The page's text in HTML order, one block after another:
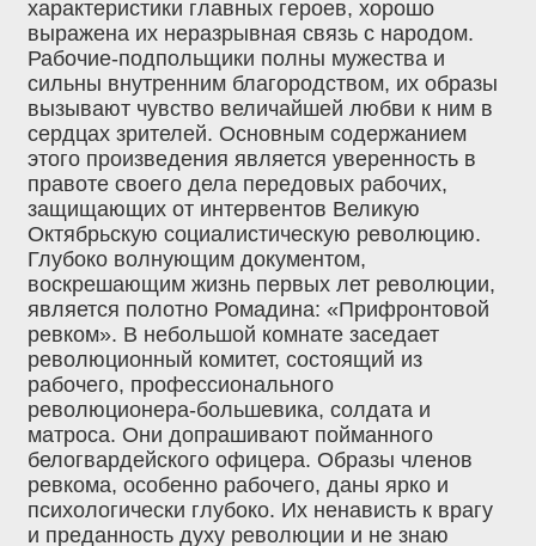
характеристики главных героев, хорошо
выражена их неразрывная связь с народом.
Рабочие-подпольщики полны мужества и
сильны внутренним благородством, их образы
вызывают чувство величайшей любви к ним в
сердцах зрителей. Основным содержанием
этого произведения является уверенность в
правоте своего дела передовых рабочих,
защищающих от интервентов Великую
Октябрьскую социалистическую революцию.
Глубоко волнующим документом,
воскрешающим жизнь первых лет революции,
является полотно Ромадина: «Прифронтовой
ревком». В небольшой комнате заседает
революционный комитет, состоящий из
рабочего, профессионального
революционера-большевика, солдата и
матроса. Они допрашивают пойманного
белогвардейского офицера. Образы членов
ревкома, особенно рабочего, даны ярко и
психологически глубоко. Их ненависть к врагу
и преданность духу революции и не знаю